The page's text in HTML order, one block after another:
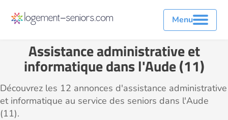
Menu
Assistance administrative et
informatique dans l'Aude (11)
Découvrez les 12 annonces d'assistance administrative
et informatique au service des seniors dans l'Aude
(11).